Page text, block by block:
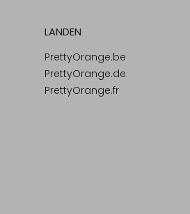
LANDEN
PrettyOrange.be
PrettyOrange.de
PrettyOrange.fr